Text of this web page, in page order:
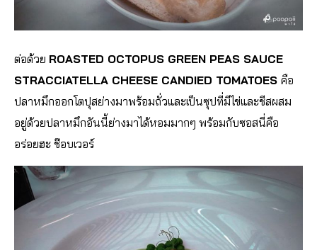
ต่อด้วย ROASTED OCTOPUS GREEN PEAS SAUCE
STRACCIATELLA CHEESE CANDIED TOMATOES คือ
ปลาหมึกออกโตปุสย่างมาพร้อมถั่วและเป็นซุปที่มีไข่และชีสผสม
อยู่ด้วยปลาหมึกอันนี้ย่างมาได้หอมมากๆ พร้อมกับซอสนี่คือ
อร่อยฮะ ช๊อบเวอร์